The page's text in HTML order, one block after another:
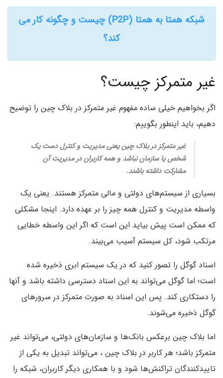
شبکه همتا به همتا (P2P) چیست و چگونه کار می
کند؟
غیر متمرکز چیست؟
اگر بخواهیم خیلی ساده مفهوم غیر متمرکز در بلاک چین را توضیح
دهیم، باید اینطور بگوییم:
غیر متمرکز در بلاک چین یعنی مدیریت و کنترل دست یک
شخص یا سازمان نباشد و همه کاربران در مدیریت آن
مشارکت داشته باشند.
بسیاری از سیستم‌های دولتی و مالی متمرکز هستند. یعنی یک
واسطه مدیریت و کنترل همه چیز را بر عهده دارد. اینجا مشکلی
که ممکن است پیش بیاید این است که اگر این واسطه خطایی
مرتکب شود، کل سیستم آسیب می‌بیند.
اسناد گوگل را تصور کنید که در یک سیستم ابری ذخیره شده
است؛ اما گوگل می‌تواند به این اسناد دسترسی داشته باشد و آنها
را دستکاری کند. پس این اسناد به صورت متمرکز در سرورهای
گوگل ذخیره می‌شوند.
اما بلاک چین برعکس بانک‌ها و سازمان‌های دولتی، می‌تواند غیر
متمرکز باشد؛ هر کاربر در بلاک چین ، می‌تواند تبدیل به یکی از
تاییدکنندگان تراکنش‌ها شود و با همکاری دیگر کاربران، شبکه را